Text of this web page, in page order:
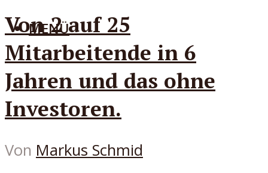
MENÜ
Von 2 auf 25
Mitarbeitende in 6
Jahren und das ohne
Investoren.
Von Markus Schmid